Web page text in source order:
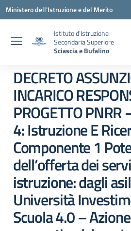
Vai ai contenuti
Vai al menu di navigazione
Vai al footer
Ministero dell'Istruzione e del Merito
Istituto d'Istruzione
Secondaria Superiore
Sciascia e Bufalino
DECRETO
INCARICO
PROGETTO
4: Istruzione E
Componente 1
dell’offerta dei
istruzione: dagli
Università
Scuola 4.0 –